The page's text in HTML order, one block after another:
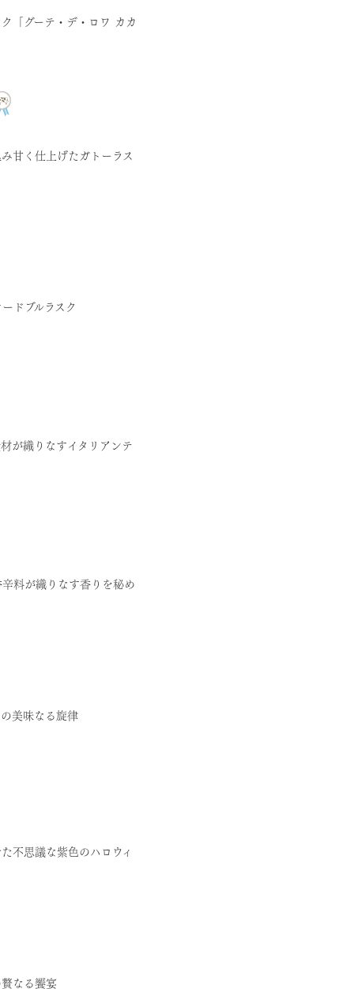
なる饗宴
不思議な紫色のハロウィ
美味なる旋律
料が織りなす香りを秘め
が織りなすイタリアンテ
ドブルラスク
甘く仕上げたガトーラス
「グーテ・デ・ロワ カカ